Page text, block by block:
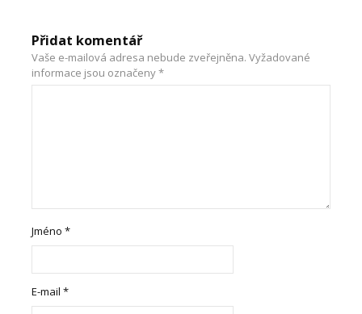
Přidat komentář
Vaše e-mailová adresa nebude zveřejněna. Vyžadované
informace jsou označeny*
Jméno*
E-mail*